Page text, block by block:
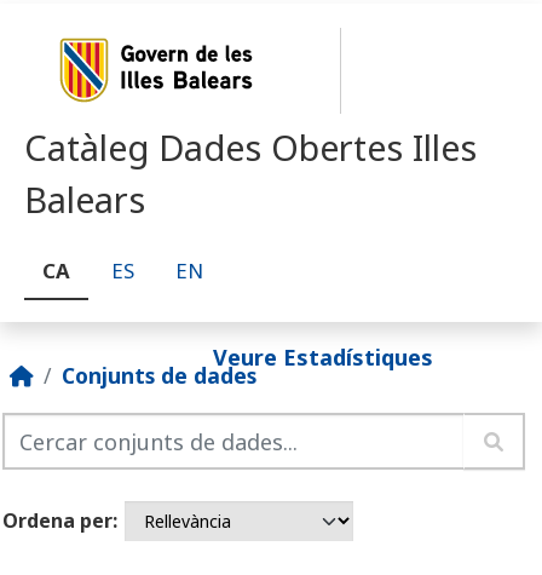
Catàleg Dades Obertes Illes
Balears
CA ES EN
Veure Estadístiques
Conjunts de dades
Ordena per